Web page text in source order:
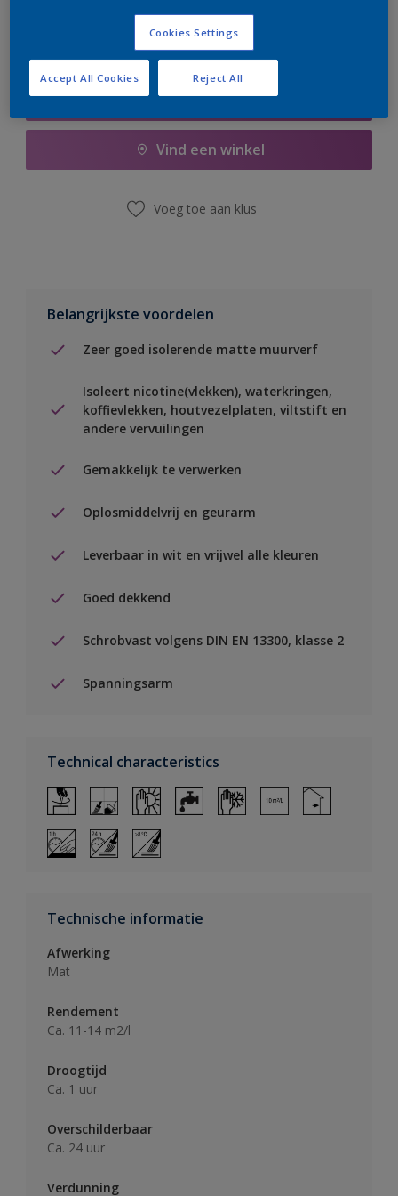
Boodschappenlijst
Vind een winkel
Voeg toe aan klus
Belangrijkste voordelen
Zeer goed isolerende matte muurverf
Isoleert nicotine(vlekken), waterkringen,
koffievlekken, houtvezelplaten, viltstift en
andere vervuilingen
Gemakkelijk te verwerken
Oplosmiddelvrij en geurarm
Leverbaar in wit en vrijwel alle kleuren
Goed dekkend
Schrobvast volgens DIN EN 13300, klasse 2
Spanningsarm
Technical characteristics
Technische informatie
Afwerking
Mat
Rendement
Ca. 11-14 m2/l
Droogtijd
Ca. 1 uur
Overschilderbaar
Ca. 24 uur
Verdunning
Cookies Settings
Reject All
Accept All Cookies